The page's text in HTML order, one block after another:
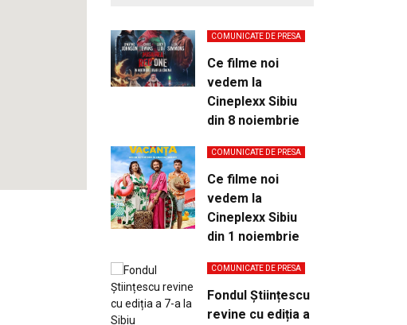
COMUNICATE DE PRESA
Ce filme noi
vedem la
Cineplexx Sibiu
din 8 noiembrie
COMUNICATE DE PRESA
Ce filme noi
vedem la
Cineplexx Sibiu
din 1 noiembrie
COMUNICATE DE PRESA
Fondul Științescu
revine cu ediția a